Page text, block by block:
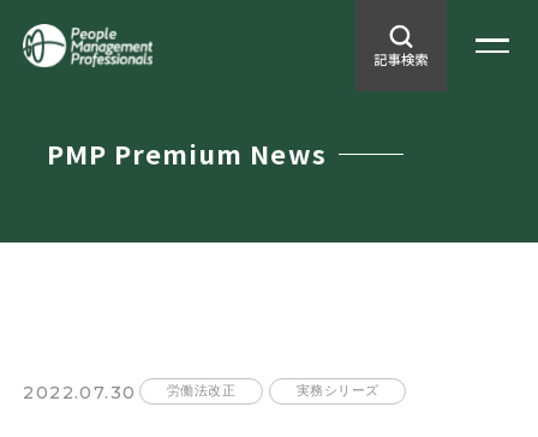
PMP Premium News
2022.07.30 労働法改正 実務シリーズ